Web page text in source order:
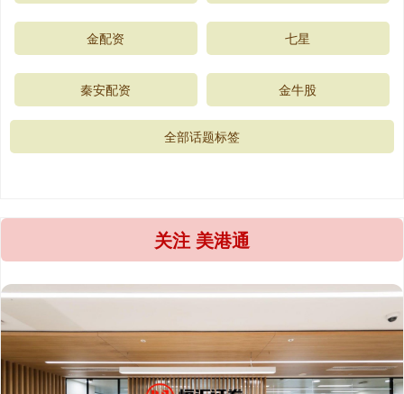
金配资 七星
秦安配资 金牛股
全部话题标签
关注 美港通